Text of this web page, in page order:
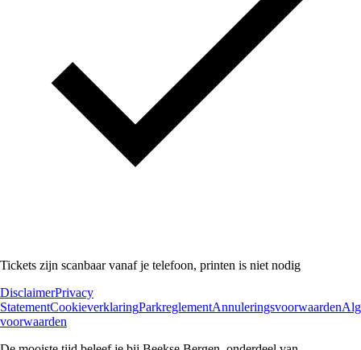
Tickets zijn scanbaar vanaf je telefoon, printen is niet nodig
DisclaimerPrivacy
StatementCookieverklaringParkreglementAnnuleringsvoorwaarden
voorwaarden